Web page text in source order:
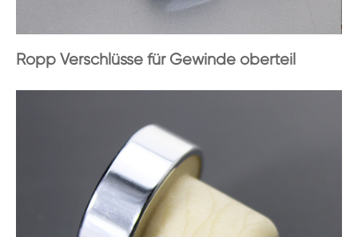
Ropp Verschlüsse für Gewinde oberteil